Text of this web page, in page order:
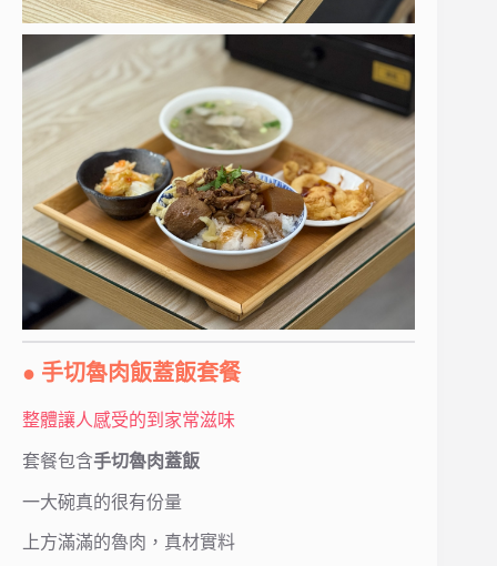
● 手切魯肉飯蓋飯套餐
整體讓人感受的到家常滋味
套餐包含手切魯肉蓋飯
一大碗真的很有份量
上方滿滿的魯肉，真材實料